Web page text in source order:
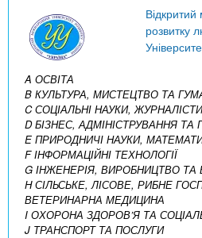
розвитку
A ОСВІТА
B КУЛЬТУРА, МИСТЕЦТВО ТА
C СОЦІАЛЬНІ НАУКИ,
D БІЗНЕС, АДМІНІСТРУВАННЯ ТА
E ПРИРОДНИЧІ НАУКИ,
F ІНФОРМАЦІЙНІ ТЕХНОЛОГІЇ
G ІНЖЕНЕРІЯ, ВИРОБНИЦТВО ТА
H СІЛЬСЬКЕ, ЛІСОВЕ, РИБНЕ
ВЕТЕРИНАРНА МЕДИЦИНА
I ОХОРОНА ЗДОРОВ’Я ТА
J ТРАНСПОРТ ТА ПОСЛУГИ